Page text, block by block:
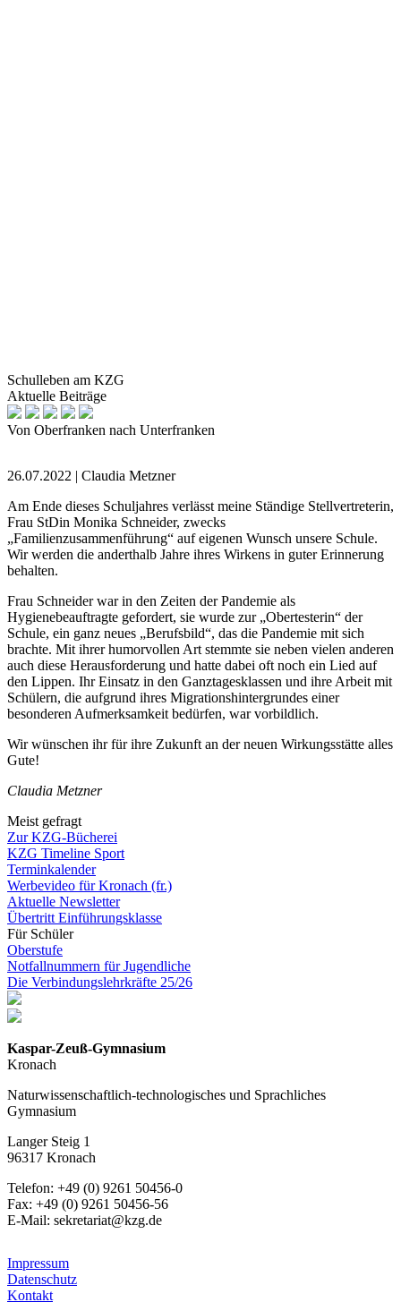
Schulleben am KZG
Aktuelle Beiträge
Von Oberfranken nach Unterfranken
26.07.2022 | Claudia Metzner
Am Ende dieses Schuljahres verlässt meine Ständige Stellvertreterin,
Frau StDin Monika Schneider, zwecks
„Familienzusammenführung“ auf eigenen Wunsch unsere Schule.
Wir werden die anderthalb Jahre ihres Wirkens in guter Erinnerung
behalten.
Frau Schneider war in den Zeiten der Pandemie als
Hygienebeauftragte gefordert, sie wurde zur „Obertesterin“ der
Schule, ein ganz neues „Berufsbild“, das die Pandemie mit sich
brachte. Mit ihrer humorvollen Art stemmte sie neben vielen anderen
auch diese Herausforderung und hatte dabei oft noch ein Lied auf
den Lippen. Ihr Einsatz in den Ganztagesklassen und ihre Arbeit mit
Schülern, die aufgrund ihres Migrationshintergrundes einer
besonderen Aufmerksamkeit bedürfen, war vorbildlich.
Wir wünschen ihr für ihre Zukunft an der neuen Wirkungsstätte alles
Gute!
Claudia Metzner
Meist gefragt
Zur KZG-Bücherei
KZG Timeline Sport
Terminkalender
Werbevideo für Kronach (fr.)
Aktuelle Newsletter
Übertritt Einführungsklasse
Für Schüler
Oberstufe
Notfallnummern für Jugendliche
Die Verbindungslehrkräfte 25/26
Kaspar-Zeuß-Gymnasium
Kronach
Naturwissenschaftlich-technologisches und Sprachliches
Gymnasium
Langer Steig 1
96317 Kronach
Telefon: +49 (0) 9261 50456-0
Fax: +49 (0) 9261 50456-56
E-Mail: sekretariat@kzg.de
Impressum
Datenschutz
Kontakt